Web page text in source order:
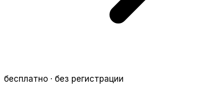
бесплатно · без регистрации